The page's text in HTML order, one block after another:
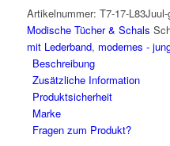
und
Pompons
von
Lot83
Menge
Artikelnummer: T7-17-
Modische Tücher & Schals
mit Lederband, modernes -
Beschreibung
Zusätzliche Information
Produktsicherheit
Marke
Fragen zum Produkt?